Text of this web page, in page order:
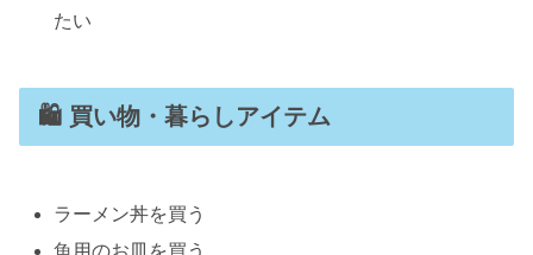
たい
🛍 買い物・暮らしアイテム
ラーメン丼を買う